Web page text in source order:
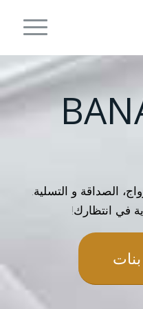
الصداقة و التسلية.
في انتظارك!